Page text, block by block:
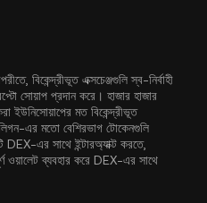
বিকেন্দ্রীভূত এক্সচেঞ্জগুলি স্ব-নির্বাহী
সোয়াপ প্রদান করে। হাজার হাজার
ইউনিসোয়াপের মত বিকেন্দ্রীভূত
-এর মতো বেশিরভাগ টোকেনগুলি
এর সাথে ইন্টারঅ্যাক্ট করতে,
ওয়ালেট ব্যবহার করে DEX-এর সাথে